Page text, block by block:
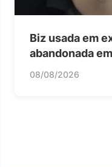
Biz usada em
abandonada
08/08/2026